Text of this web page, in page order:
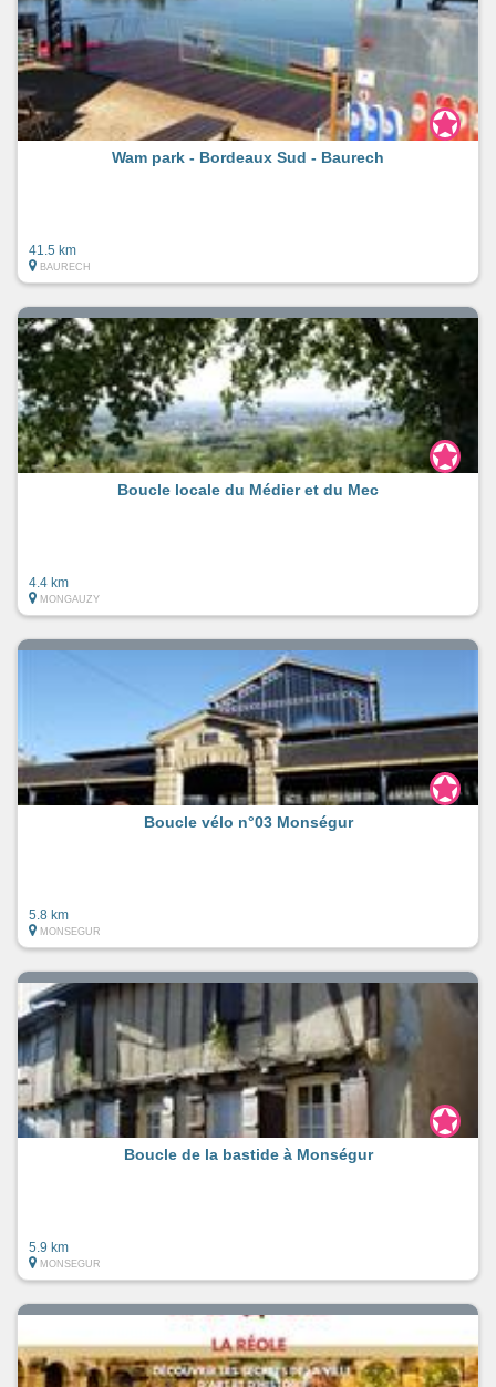
Wam park - Bordeaux Sud - Baurech
41.5 km
BAURECH
Boucle locale du Médier et du Mec
4.4 km
MONGAUZY
Boucle vélo n°03 Monségur
5.8 km
MONSEGUR
Boucle de la bastide à Monségur
5.9 km
MONSEGUR